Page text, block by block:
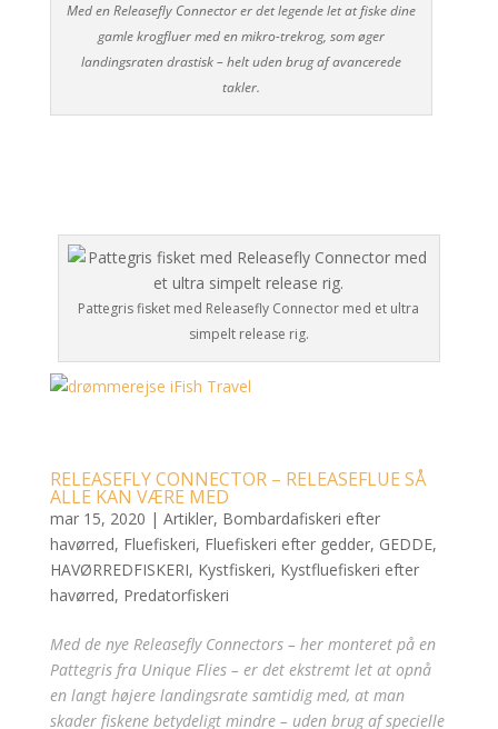
Med en Releasefly Connector er det legende let at fiske dine
gamle krogfluer med en mikro-trekrog, som øger
landingsraten drastisk – helt uden brug af avancerede
takler.
Pattegris fisket med Releasefly Connector med et ultra
simpelt release rig.
RELEASEFLY CONNECTOR – RELEASEFLUE SÅ
ALLE KAN VÆRE MED
mar 15, 2020 | Artikler, Bombardafiskeri efter
havørred, Fluefiskeri, Fluefiskeri efter gedder, GEDDE,
HAVØRREDFISKERI, Kystfiskeri, Kystfluefiskeri efter
havørred, Predatorfiskeri
Med de nye Releasefly Connectors – her monteret på en
Pattegris fra Unique Flies – er det ekstremt let at opnå
en langt højere landingsrate samtidig med, at man
skader fiskene betydeligt mindre – uden brug af specielle